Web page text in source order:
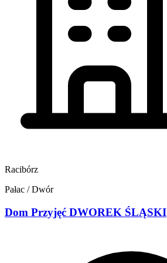
Racibórz
Pałac / Dwór
Dom Przyjęć DWOREK ŚLĄSKI